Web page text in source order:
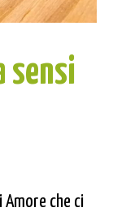
sensi
che ci